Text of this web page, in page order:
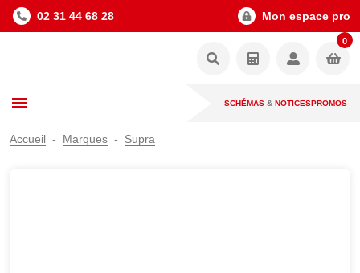
02 31 44 68 28 Mon espace pro
0
SCHÉMAS & NOTICESPROMOS
Accueil Marques Supra